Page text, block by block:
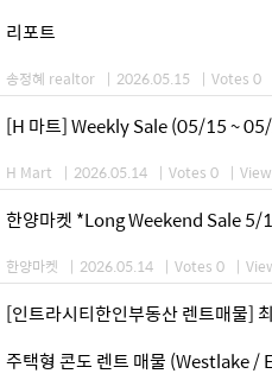
리포트
송정혜 realtor | 2026.05.15 | Votes 0
[H 마트] Weekly Sale (05/15 ~
H Mart | 2026.05.14 | Votes 0 |
한양마켓 *Long Weekend Sale
한양마켓 | 2026.05.14 | Votes 0 |
[인트라시티한인부동산 렌트매물]
주택형 콘도 렌트 매물 (Westlake /